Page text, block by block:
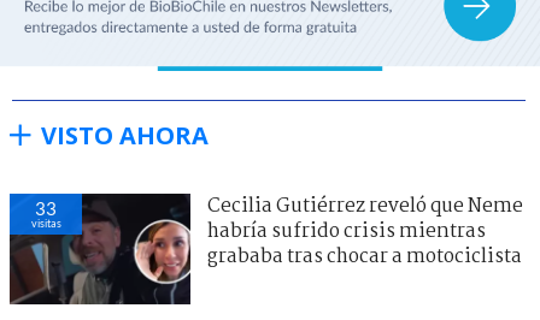
VISTO AHORA
33
visitas
Cecilia Gutiérrez reveló que Neme
habría sufrido crisis mientras
grababa tras chocar a motociclista